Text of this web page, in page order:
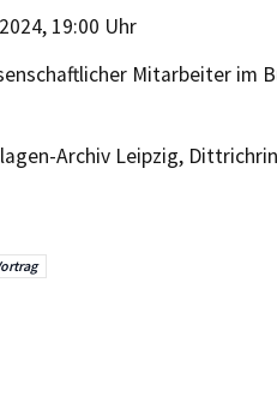
19:00 Uhr
Mitarbeiter im
Archiv Leipzig,